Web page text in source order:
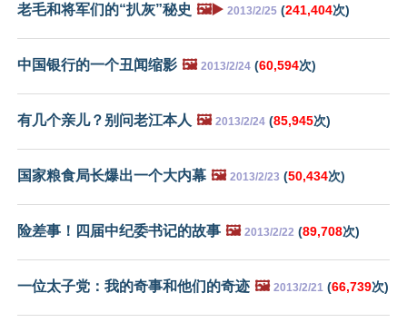
老毛和将军们的“扒灰”秘史 🖼️▶️ 2013/2/25 (241,404次)
中国银行的一个丑闻缩影 🖼️ 2013/2/24 (60,594次)
有几个亲儿？别问老江本人 🖼️ 2013/2/24 (85,945次)
国家粮食局长爆出一个大内幕 🖼️ 2013/2/23 (50,434次)
险差事！四届中纪委书记的故事 🖼️ 2013/2/22 (89,708次)
一位太子党：我的奇事和他们的奇迹 🖼️ 2013/2/21 (66,739次)